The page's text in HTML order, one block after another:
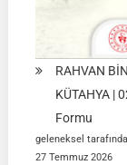
RAHVAN
KÜTAHYA |
Formu
geleneksel
27 Temmuz 2026